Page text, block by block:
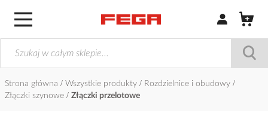
Zaloguj się /
Strona główna Wszystkie produkty
Rozdzielnice i obudowy
Złączki szynowe
Złączki przelotowe